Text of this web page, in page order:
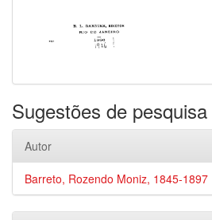
Sugestões de pesquisa
Autor
Barreto, Rozendo Moniz, 1845-1897